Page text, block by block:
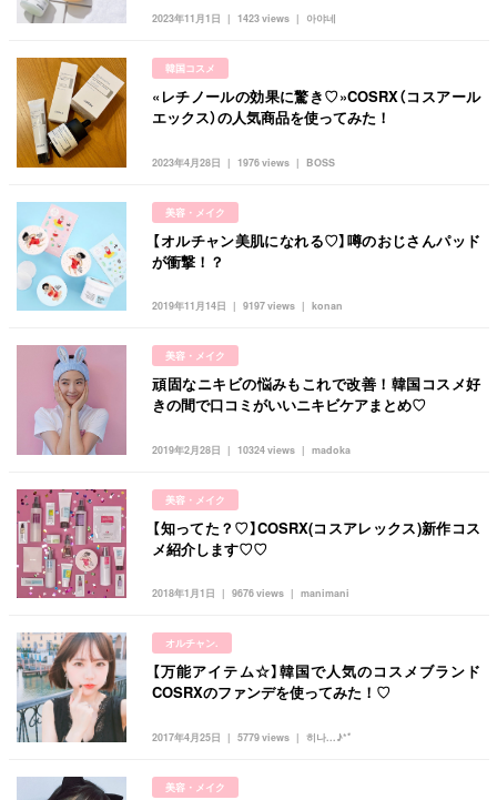
プライバシーポリシー
お問い合わせ
オルチャンメイク twice 人気
韓国ドラマ カフェ
2023年11月1日 아야네
1423 views
韓国コスメ
2023年4月28日 BOSS
1976 views
«レチノールの効果に驚き♡»COSRX（コスアール
エックス）の人気商品を使ってみた！
美容・メイク
2019年11月14日 konan
9197 views
【オルチャン美肌になれる♡】噂のおじさんパッド
が衝撃！？
美容・メイク
2019年2月28日 madoka
10324 views
頑固なニキビの悩みもこれで改善！韓国コスメ好
きの間で口コミがいいニキビケアまとめ♡
美容・メイク
2018年1月1日 manimani
9676 views
【知ってた？♡】COSRX(コスアレックス)新作コス
メ紹介します♡♡
オルチャン.
2017年4月25日 히나...♪*ﾟ
5779 views
【万能アイテム☆】韓国で人気のコスメブランド
COSRXのファンデを使ってみた！♡
美容・メイク